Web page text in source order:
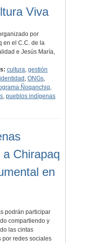
Viva
por
en el C.C. de la
e Jesús María,
cultura,gestión
identidad ,ONGs,
Ñoqanchiq,
,pueblos indígenas
Chirapaq
en
podrán participar
compartiendo y
las cintas
por redes sociales